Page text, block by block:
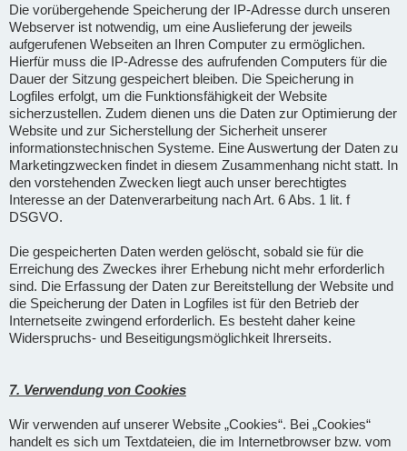
Die vorübergehende Speicherung der IP-Adresse durch unseren
Webserver ist notwendig, um eine Auslieferung der jeweils
aufgerufenen Webseiten an Ihren Computer zu ermöglichen.
Hierfür muss die IP-Adresse des aufrufenden Computers für die
Dauer der Sitzung gespeichert bleiben. Die Speicherung in
Logfiles erfolgt, um die Funktionsfähigkeit der Website
sicherzustellen. Zudem dienen uns die Daten zur Optimierung der
Website und zur Sicherstellung der Sicherheit unserer
informationstechnischen Systeme. Eine Auswertung der Daten zu
Marketingzwecken findet in diesem Zusammenhang nicht statt. In
den vorstehenden Zwecken liegt auch unser berechtigtes
Interesse an der Datenverarbeitung nach Art. 6 Abs. 1 lit. f
DSGVO.
Die gespeicherten Daten werden gelöscht, sobald sie für die
Erreichung des Zweckes ihrer Erhebung nicht mehr erforderlich
sind. Die Erfassung der Daten zur Bereitstellung der Website und
die Speicherung der Daten in Logfiles ist für den Betrieb der
Internetseite zwingend erforderlich. Es besteht daher keine
Widerspruchs- und Beseitigungsmöglichkeit Ihrerseits.
7. Verwendung von Cookies
Wir verwenden auf unserer Website „Cookies“. Bei „Cookies“
handelt es sich um Textdateien, die im Internetbrowser bzw. vom